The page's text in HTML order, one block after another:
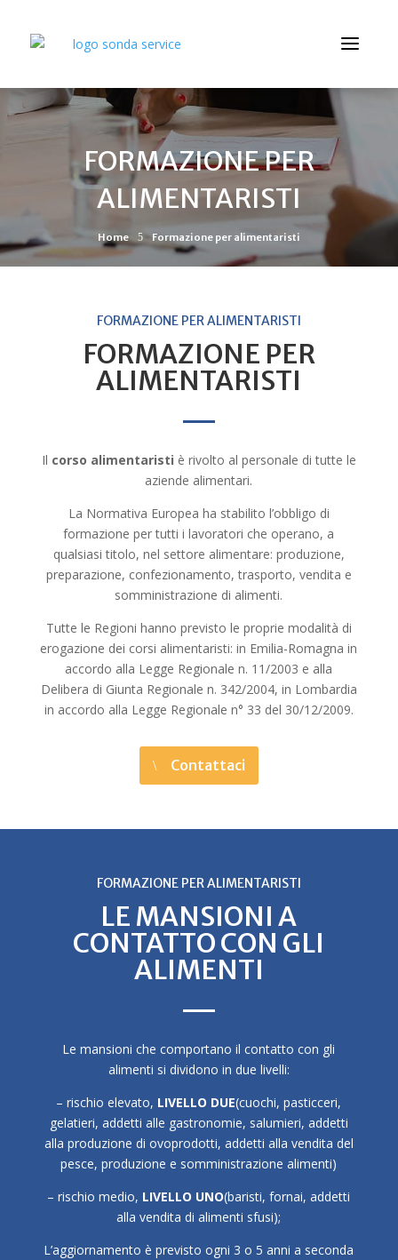
FORMAZIONE PER
ALIMENTARISTI
Home 5 Formazione per alimentaristi
FORMAZIONE PER ALIMENTARISTI
FORMAZIONE PER
ALIMENTARISTI
Il corso alimentaristi è rivolto al personale di tutte le
aziende alimentari.
La Normativa Europea ha stabilito l’obbligo di
formazione per tutti i lavoratori che operano, a
qualsiasi titolo, nel settore alimentare: produzione,
preparazione, confezionamento, trasporto, vendita e
somministrazione di alimenti.
Tutte le Regioni hanno previsto le proprie modalità di
erogazione dei corsi alimentaristi: in Emilia-Romagna in
accordo alla Legge Regionale n. 11/2003 e alla
Delibera di Giunta Regionale n. 342/2004, in Lombardia
in accordo alla Legge Regionale n° 33 del 30/12/2009.
Contattaci
FORMAZIONE PER ALIMENTARISTI
LE MANSIONI A
CONTATTO CON GLI
ALIMENTI
Le mansioni che comportano il contatto con gli
alimenti si dividono in due livelli:
– rischio elevato, LIVELLO DUE(cuochi, pasticceri,
gelatieri, addetti alle gastronomie, salumieri, addetti
alla produzione di ovoprodotti, addetti alla vendita del
pesce, produzione e somministrazione alimenti)
– rischio medio, LIVELLO UNO(baristi, fornai, addetti
alla vendita di alimenti sfusi);
L’aggiornamento è previsto ogni 3 o 5 anni a seconda